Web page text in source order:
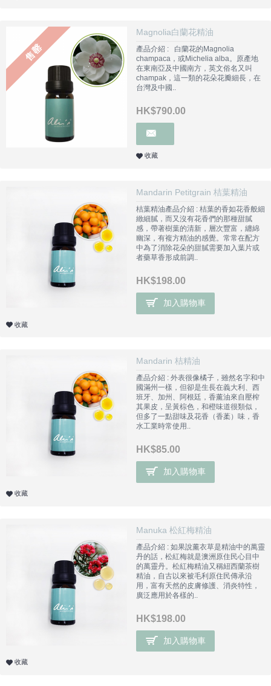
售罄
Magnolia白蘭花精油
產品介紹 : 白蘭花的Magnolia
champaca，或Michelia alba。原產地
在東南亞及中國南方，英文俗名又叫
champak，這一類的花朵花瓣細長，在
台灣及中國..
HK$790.00
收藏
Mandarin Petitgrain 桔葉精油
桔葉精油產品介紹 : 桔葉的香如花香般細
緻細膩，而又沒有花香們的那種甜膩
感，帶著樹葉的清新，層次豐富，纏綿
幽深，有複方精油的感覺。常常在配方
中為了消除花朵的甜膩需要加入葉片或
者藥草香形成前調..
HK$198.00
加入購物車
收藏
Mandarin 桔精油
產品介紹 : 外表很像橘子，雖然名字和中
國滿州一樣，但卻是生長在義大利、西
班牙、加州、阿根廷，香薰油來自壓榨
其果皮，呈黃棕色，和橙味道很類似，
但多了一點甜味及花香（香葇）味，香
水工業時常使用..
HK$85.00
加入購物車
收藏
Manuka 松紅梅精油
產品介紹 : 如果說薰衣草是精油中的萬靈
丹的話，松紅梅就是澳洲原住民心目中
的萬靈丹。松紅梅精油又稱紐西蘭茶樹
精油，自古以來被毛利原住民傳承沿
用，富有天然的皮膚修護、消炎特性，
廣泛應用於各樣的..
HK$198.00
加入購物車
收藏